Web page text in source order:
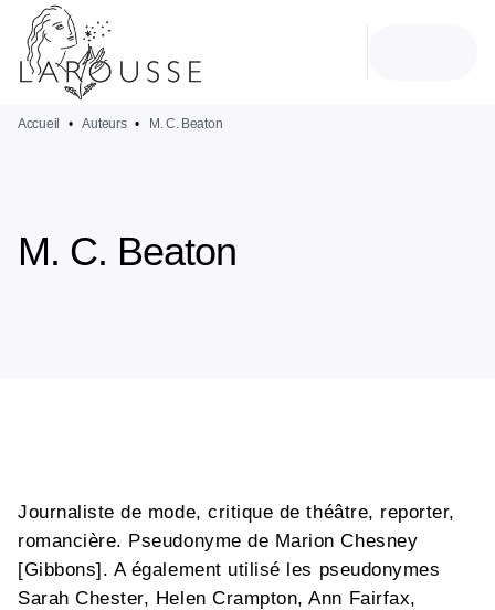
MENU
PIED DE PAGE
Accueil • Auteurs • M. C. Beaton
M. C. Beaton
Journaliste de mode, critique de théâtre, reporter,
romancière. Pseudonyme de Marion Chesney
[Gibbons]. A également utilisé les pseudonymes
Sarah Chester, Helen Crampton, Ann Fairfax,